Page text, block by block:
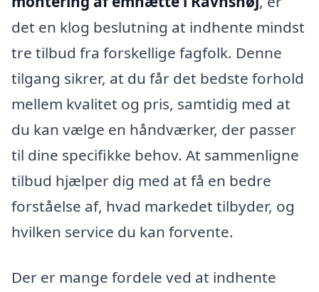
det en klog beslutning at indhente mindst
tre tilbud fra forskellige fagfolk. Denne
tilgang sikrer, at du får det bedste forhold
mellem kvalitet og pris, samtidig med at
du kan vælge en håndværker, der passer
til dine specifikke behov. At sammenligne
tilbud hjælper dig med at få en bedre
forståelse af, hvad markedet tilbyder, og
hvilken service du kan forvente.
Der er mange fordele ved at indhente